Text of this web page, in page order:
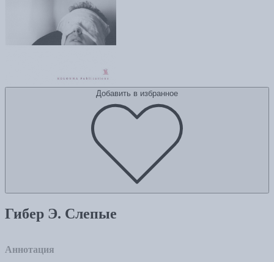
Добавить в избранное
Гибер Э. Слепые
Аннотация